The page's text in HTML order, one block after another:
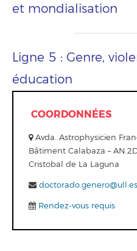
et mondialisation
Ligne 5 : Genre,
éducation
COORDONNÉES
Avda. Astrophysicien
Bâtiment Calabaza –
Cristobal de La Laguna
doctorado.genero@ull.es
Rendez-vous requis